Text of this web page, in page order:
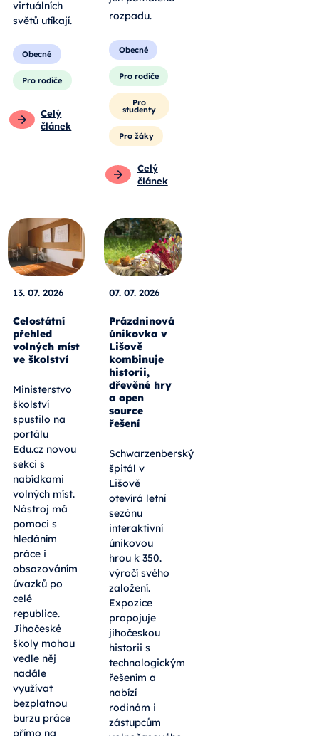
virtuálních
světů utíkají.
Obecné
Pro rodiče
Celý
článek
rozpadu.
Obecné
Pro rodiče
Pro
studenty
Pro žáky
Celý
článek
13. 07. 2026
Celostátní
přehled
volných míst
ve školství
Ministerstvo
školství
spustilo na
portálu
Edu.cz novou
sekci s
nabídkami
volných míst.
Nástroj má
pomoci s
hledáním
práce i
obsazováním
úvazků po
celé
republice.
Jihočeské
školy mohou
vedle něj
nadále
využívat
bezplatnou
burzu práce
přímo na
07. 07. 2026
Prázdninová
únikovka v
Lišově
kombinuje
historii,
dřevěné hry
a open
source
řešení
Schwarzenberský
špitál v
Lišově
otevírá letní
sezónu
interaktivní
únikovou
hrou k 350.
výročí svého
založení.
Expozice
propojuje
jihočeskou
historii s
technologickým
řešením a
nabízí
rodinám i
zástupcům